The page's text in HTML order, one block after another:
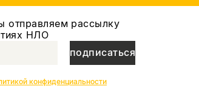
отправляем рассылку
НЛО
подписаться
конфиденциальности